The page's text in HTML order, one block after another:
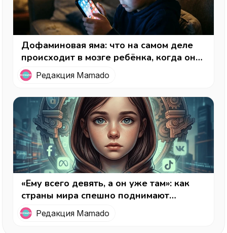
Дофаминовая яма: что на самом деле
происходит в мозге ребёнка, когда он
«залипает» в телефон
Редакция Mamado
«Ему всего девять, а он уже там»: как
страны мира спешно поднимают
возраст регистрации в соцсетях — и где
в этой гонке Россия
Редакция Mamado